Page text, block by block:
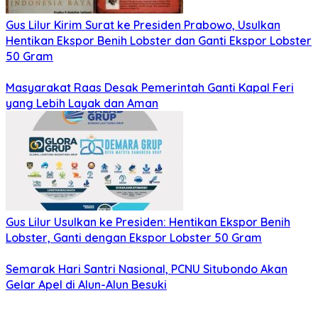
Gus Lilur Kirim Surat ke Presiden Prabowo, Usulkan
Hentikan Ekspor Benih Lobster dan Ganti Ekspor Lobster
50 Gram
Masyarakat Raas Desak Pemerintah Ganti Kapal Feri
yang Lebih Layak dan Aman
Gus Lilur Usulkan ke Presiden: Hentikan Ekspor Benih
Lobster, Ganti dengan Ekspor Lobster 50 Gram
Semarak Hari Santri Nasional, PCNU Situbondo Akan
Gelar Apel di Alun-Alun Besuki